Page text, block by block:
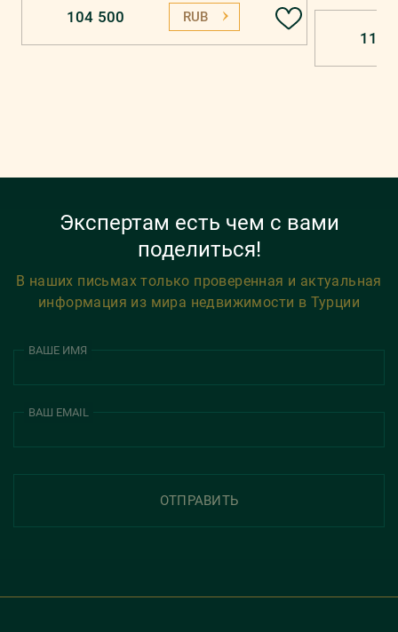
104 500 RUB
115
Экспертам есть чем с вами
поделиться!
В наших письмах только проверенная и актуальная
информация из мира недвижимости в Турции
ВАШЕ ИМЯ
ВАШ EMAIL
ОТПРАВИТЬ